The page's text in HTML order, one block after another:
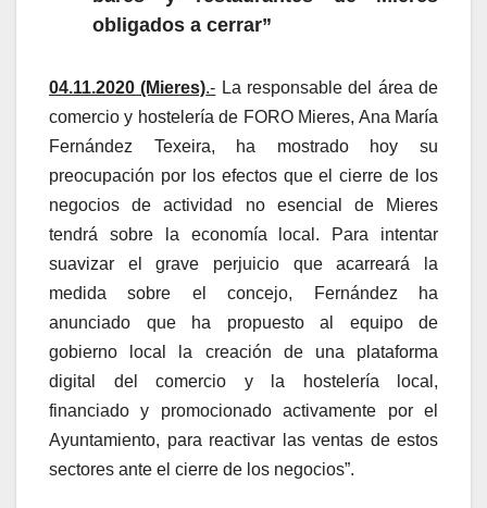
obligados a cerrar”
04.11.2020 (Mieres).- La responsable del área de
comercio y hostelería de FORO Mieres, Ana María
Fernández Texeira, ha mostrado hoy su
preocupación por los efectos que el cierre de los
negocios de actividad no esencial de Mieres
tendrá sobre la economía local. Para intentar
suavizar el grave perjuicio que acarreará la
medida sobre el concejo, Fernández ha
anunciado que ha propuesto al equipo de
gobierno local la creación de una plataforma
digital del comercio y la hostelería local,
financiado y promocionado activamente por el
Ayuntamiento, para reactivar las ventas de estos
sectores ante el cierre de los negocios”.